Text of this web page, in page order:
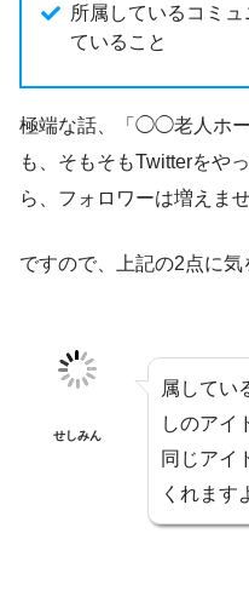
所属しているコミ
ていること
極端な話、「◯◯老人ホ
も、そもそもTwitterをや
ら、フォロワーは増えま
ですので、上記の2点に気
せしみん
属してい
しのアイ
同じアイ
くれます